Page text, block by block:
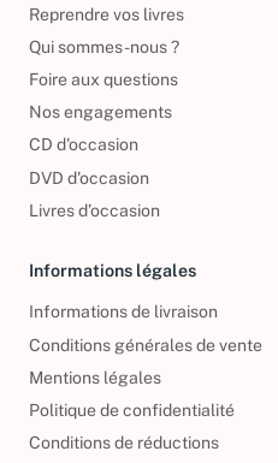
Reprendre vos livres
Qui sommes-nous ?
Foire aux questions
Nos engagements
CD d'occasion
DVD d'occasion
Livres d’occasion
Informations légales
Informations de livraison
Conditions générales de vente
Mentions légales
Politique de confidentialité
Conditions de réductions